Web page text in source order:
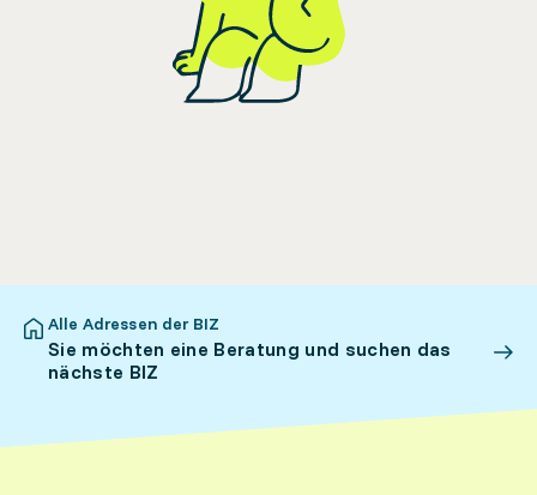
Alle Adressen der BIZ
Sie möchten eine Beratung und suchen das
nächste BIZ